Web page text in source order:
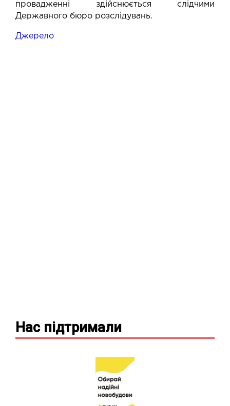
провадженні здійснюється слідчими
Державного бюро розслідувань.
Джерело
Нас підтримали